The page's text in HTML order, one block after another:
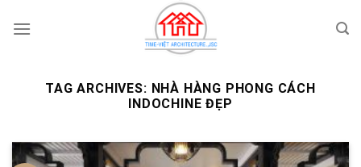
TAG ARCHIVES: NHÀ HÀNG PHONG CÁCH
INDOCHINE ĐẸP